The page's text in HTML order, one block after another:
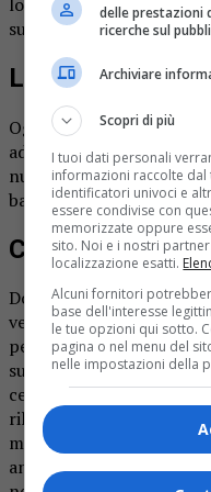
sulle pianure e sereno o
La giornata
Oggi cielo sereno o poco
addensamento
nuvoloso in pianura con
basse. Nebbie più
Come sarà il
Domani, sabato 30
velato sulle Alpi,
pedemontana
sull’Appennino, foschie
centro-orientali. Al
rilievi occidentali e
montagna, dove prevale
ancora il sereno; poco
delle prestazioni
ricerche sul
Archiviare
Scopri di più
I tuoi dati personali
informazioni raccolte
identificatori univoci e
essere condivise con
memorizzate oppure
sito. Noi e i nostri
localizzazione esatti.
Alcuni fornitori
base dell'interesse
le tue opzioni qui sotto.
pagina o nel menu del
nelle impostazioni della